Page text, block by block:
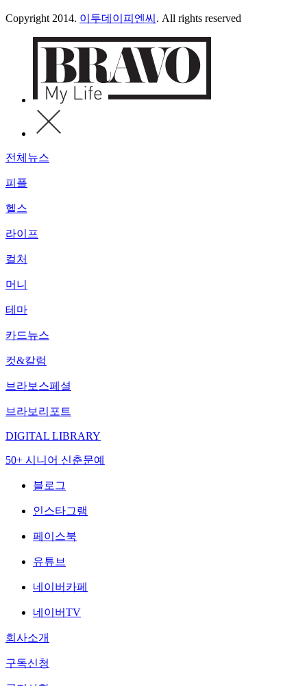
Copyright 2014. 이투데이피엔씨 . All rights reserved
전체뉴스
피플
헬스
라이프
컬처
머니
테마
카드뉴스
컷&칼럼
브라보스페셜
브라보리포트
DIGITAL LIBRARY
50+ 시니어 신춘문예
블로그
인스타그램
페이스북
유튜브
네이버카페
네이버TV
회사소개
구독신청